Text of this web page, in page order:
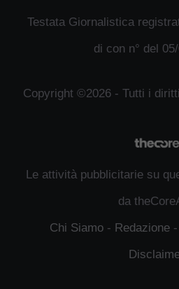
Testata Giornalistica
di con n° del
Copyright ©2026 - Tutti i
Le attività pubblicitarie su
da
Chi Siamo- Redazione-